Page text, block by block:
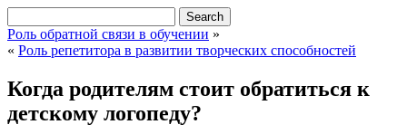
Роль обратной связи в обучении »
« Роль репетитора в развитии творческих способностей
Когда родителям стоит обратиться к
детскому логопеду?